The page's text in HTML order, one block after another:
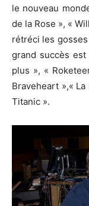
le nouveau
de la Rose », «
rétréci les gosses
grand succès
plus », «
Braveheart »,«
Titanic ».